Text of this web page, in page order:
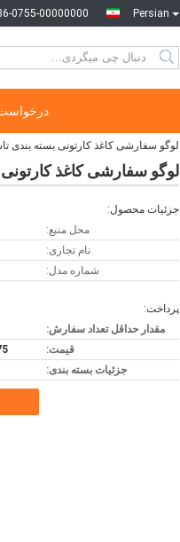
Persian
0755-00000000
لوگو سفارشی کاغذ کارتونی بسته بندی
لوگو سفارشی کاغذ
جزئیات محصول:
محل منبع:
نام تجاری:
شماره مدل:
پرداخت:
مقدار حداقل تعداد سفارش:
قیمت:
جزئیات بسته بندی: